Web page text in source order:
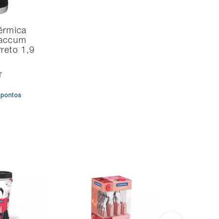
1,9
pontos